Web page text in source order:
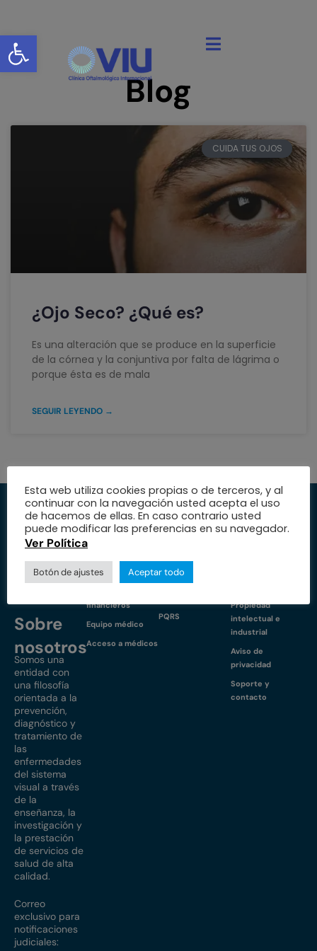
Abrir barra de herramientas
Blog
CUIDA TUS OJOS
¿Ojo Seco? ¿Qué es?
Es una alteración que se produce en la superficie
de la córnea y la conjuntiva por falta de lágrima o
porque ésta es de mala
SEGUIR LEYENDO →
Sobre
nosotros
Somos una
entidad con
una filosofía
orientada a la
prevención,
diagnóstico y
tratamiento de
las
enfermedades
del sistema
visual a través
de la
enseñanza, la
investigación y
la prestación
de servicios de
salud de alta
calidad.
Correo
exclusivo para
notificaciones
judiciales:
Institución
Trabaja con
Nuestras sedes
financieros
Equipo médico
Acceso a médicos
Servicios
Nuestra fundación
Educación
PQRS
Medio
Propiedad
intelectual e
industrial
Aviso de
privacidad
Soporte y
contacto
Esta web utiliza cookies propias o de terceros, y al
continuar con la navegación usted acepta el uso
de hacemos de ellas. En caso contrario usted
puede modificar las preferencias en su navegador.
Ver Política
Botón de ajustes Aceptar todo